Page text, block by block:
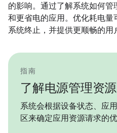
的影响。通过了解系统如何
和更省电的应用。优化耗电
系统终止，并提供更顺畅的用
指南
了解电源管理资
系统会根据设备状态、应
区来确定应用资源请求的优